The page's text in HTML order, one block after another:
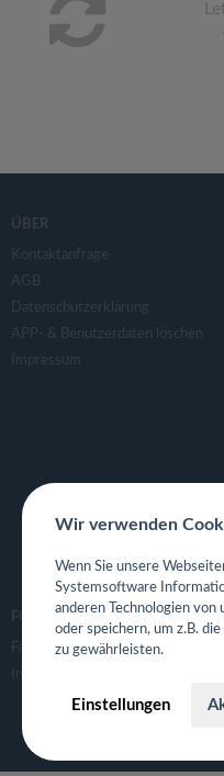
ÜBER
Kontaktanfrage
AGB
Datenschutzerklärung
APP- & Benutzerdaten löschen
Impressum
FOLGE UNS
Facebook
Instagram
Wir verwenden
Wenn Sie unsere
Systemsoftware
anderen Technologien von
oder speichern, um z.B.
zu gewährleisten.
Einstellungen